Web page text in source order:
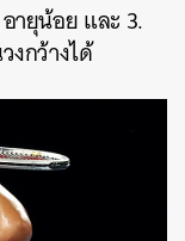
ายุน้อย และ 3.
งกว้างได้